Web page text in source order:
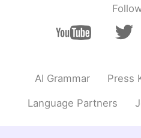
We will love
EN CN
AI Grammar Press
Language Partners